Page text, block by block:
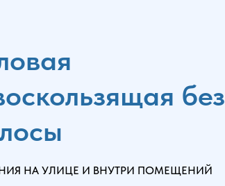
без
НА УЛИЦЕ И ВНУТРИ ПОМЕЩЕНИЙ